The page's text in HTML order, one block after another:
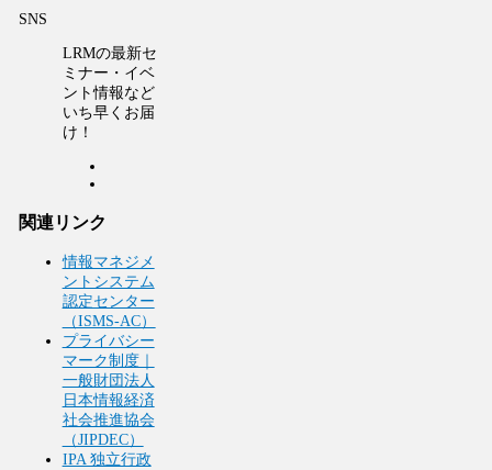
SNS
LRMの最新セ
ミナー・イベ
ント情報など
いち早くお届
け！
関連リンク
情報マネジメ
ントシステム
認定センター
（ISMS-AC）
プライバシー
マーク制度｜
一般財団法人
日本情報経済
社会推進協会
（JIPDEC）
IPA 独立行政